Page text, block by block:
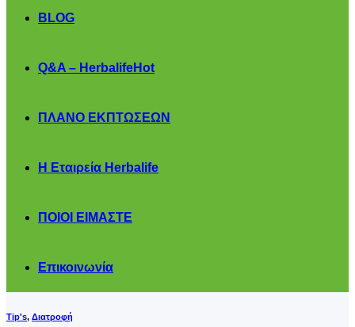
BLOG
Q&A – Herbalife
ΠΛΑΝΟ ΕΚΠΤΩΣΕΩΝ
Η Εταιρεία Herbalife
ΠΟΙΟΙ ΕΙΜΑΣΤΕ
Επικοινωνία
Tip's, Διατροφή